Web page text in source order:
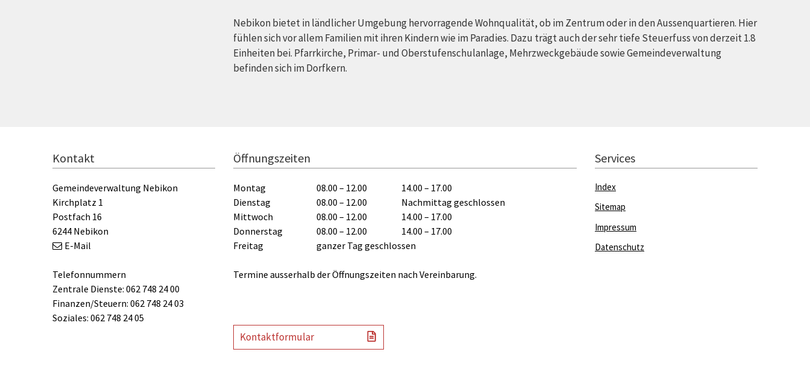
Nebikon bietet in ländlicher Umgebung hervorragende Wohnqualität, ob im Zentrum oder in den Aussenquartieren. Hier
fühlen sich vor allem Familien mit ihren Kindern wie im Paradies. Dazu trägt auch der sehr tiefe Steuerfuss von derzeit 1.8
Einheiten bei. Pfarrkirche, Primar- und Oberstufenschulanlage, Mehrzweckgebäude sowie Gemeindeverwaltung
befinden sich im Dorfkern.
FOOTER
Kontakt
Gemeindeverwaltung Nebikon
Kirchplatz 1
Postfach 16
6244 Nebikon
E-Mail
Telefonnummern
Zentrale Dienste: 062 748 24 00
Finanzen/Steuern: 062 748 24 03
Soziales: 062 748 24 05
Öffnungszeiten
Montag 08.00 – 12.00
14.00 – 17.00
Dienstag
08.00 – 12.00
Nachmittag geschlossen
Mittwoch
08.00 – 12.00
14.00 – 17.00
Donnerstag
08.00 – 12.00
14.00 – 17.00
Freitag
ganzer Tag geschlossen
Termine ausserhalb der Öffnungszeiten nach Vereinbarung.
Kontaktformular
Services
Index
Sitemap
Impressum
Datenschutz